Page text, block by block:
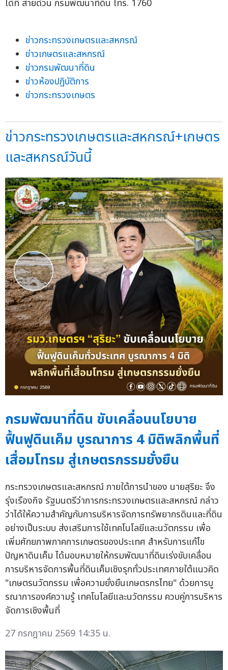
ได้ที่ สายด่วน กรมพัฒนาที่ดิน โทร. 1760
ข่าวกระทรวงเกษตรและสหกรณ์
ข่าวเกษตรและสหกรณ์
ข่าวกรมพัฒนาที่ดิน
ข่าวห้องปฏิบัติการ
ข่าวกระทรวงเกษตร
ข่าวกระทรวงเกษตรและสหกรณ์+เกษตร
และสหกรณ์วันนี้
กรมพัฒนาที่ดิน ขับเคลื่อนนโยบาย
ฟื้นฟูดินเค็ม บูรณาการ 4 มิติพลิกพื้นที่
เสื่อมโทรม สู่เกษตรกรรมยั่งยืน
กระทรวงเกษตรและสหกรณ์ ภายใต้การนำของ นายสุริยะ จึง
รุ่งเรืองกิจ รัฐมนตรีว่าการกระทรวงเกษตรและสหกรณ์ กล่าว
ว่าได้ให้ความสำคัญกับการบริหารจัดการทรัพยากรดินและที่ดิน
อย่างเป็นระบบ ส่งเสริมการใช้เทคโนโลยีและนวัตกรรม เพื่อ
เพิ่มศักยภาพภาคการเกษตรของประเทศ สำหรับการแก้ไข
ปัญหาดินเค็ม ได้มอบหมายให้กรมพัฒนาที่ดินเร่งขับเคลื่อน
การบริหารจัดการพื้นที่ดินเค็มเชิงรุกทั่วประเทศภายใต้แนวคิด
"เกษตรนวัตกรรม เพื่อความยั่งยืนเกษตรกรไทย" ด้วยการบู
รณาการองค์ความรู้ เทคโนโลยีและนวัตกรรม ควบคู่การบริหาร
จัดการเชิงพื้นที่
27 กรกฎาคม 2569 14:35 น.